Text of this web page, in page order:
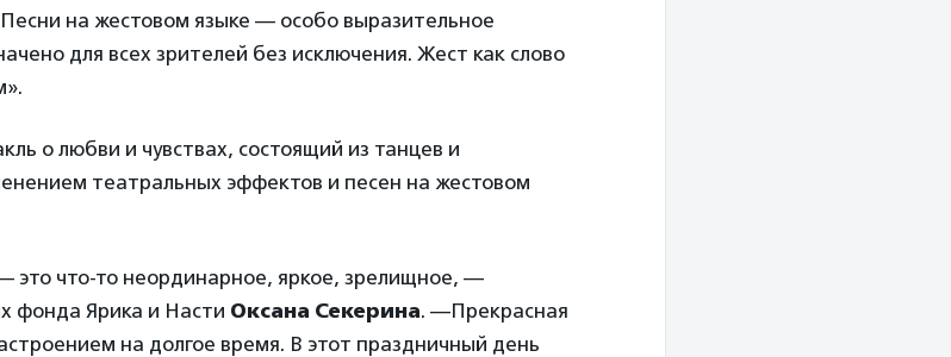
на жестовом языке — особо выразительное
для всех зрителей без исключения. Жест как слово
о любви и чувствах, состоящий из танцев и
театральных эффектов и песен на жестовом
это что-то неординарное, яркое, зрелищное, —
фонда Ярика и Насти Оксана Секерина. —Прекрасная
на долгое время. В этот праздничный день